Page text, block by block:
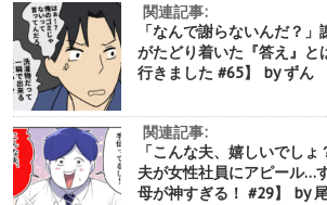
関連記事:
「なんで謝らないんだ？
がたどり着いた『答え』と
行きました #65】 by ずん
関連記事:
「こんな夫、嬉しいでし
夫が女性社員にアピール…
母が神すぎる！ #29】 by